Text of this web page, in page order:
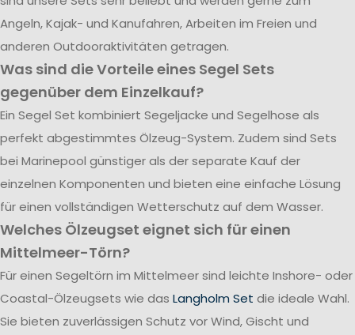
Angeln, Kajak- und Kanufahren, Arbeiten im Freien und
anderen Outdooraktivitäten getragen.
Was sind die Vorteile eines Segel Sets
gegenüber dem Einzelkauf?
Ein Segel Set kombiniert Segeljacke und Segelhose als
perfekt abgestimmtes Ölzeug-System. Zudem sind Sets
bei Marinepool günstiger als der separate Kauf der
einzelnen Komponenten und bieten eine einfache Lösung
für einen vollständigen Wetterschutz auf dem Wasser.
Welches Ölzeugset eignet sich für einen
Mittelmeer-Törn?
Für einen Segeltörn im Mittelmeer sind leichte Inshore- oder
Coastal-Ölzeugsets wie das Langholm Set die ideale Wahl.
Sie bieten zuverlässigen Schutz vor Wind, Gischt und